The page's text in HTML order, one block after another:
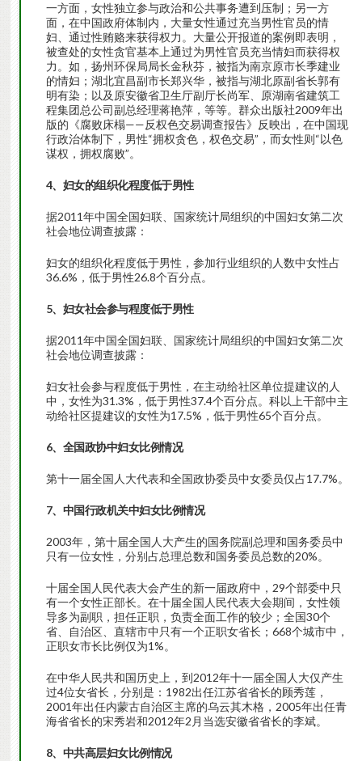
一方面，女性独立参与政治和公共事务遭到压制；另一方
面，在中国政府体制内，大量女性通过充当男性官员的情
妇、通过性贿赂来获得权力。大量公开报道的案例即表明，
被查处的女性贪官基本上通过为男性官员充当情妇而获得权
力。如，扬州环保局局长金秋芬，被指为南京原市长季建业
的情妇；湖北宜昌副市长郑兴华，被指与湖北原副省长郭有
明有染；以及原安徽省卫生厅副厅长尚军、原湖南省建筑工
程集团总公司副总经理蒋艳萍，等等。群众出版社2009年出
版的《腐败床榻——反权色交易调查报告》反映出，在中国现
行政治体制下，男性“拥权贪色，权色交易”，而女性则“以色
谋权，拥权腐败”。
4、妇女的组织化程度低于男性
据2011年中国全国妇联、国家统计局组织的中国妇女第二次
社会地位调查披露：
妇女的组织化程度低于男性，参加行业组织的人数中女性占
36.6%，低于男性26.8个百分点。
5、妇女社会参与程度低于男性
据2011年中国全国妇联、国家统计局组织的中国妇女第二次
社会地位调查披露：
妇女社会参与程度低于男性，在主动给社区单位提建议的人
中，女性为31.3%，低于男性37.4个百分点。科以上干部中主
动给社区提建议的女性为17.5%，低于男性65个百分点。
6、全国政协中妇女比例情况
第十一届全国人大代表和全国政协委员中女委员仅占17.7%。
7、中国行政机关中妇女比例情况
2003年，第十届全国人大产生的国务院副总理和国务委员中
只有一位女性，分别占总理总数和国务委员总数的20%。
十届全国人民代表大会产生的新一届政府中，29个部委中只
有一个女性正部长。在十届全国人民代表大会期间，女性领
导多为副职，担任正职，负责全面工作的较少；全国30个
省、自治区、直辖市中只有一个正职女省长；668个城市中，
正职女市长比例仅为1%。
在中华人民共和国历史上，到2012年十一届全国人大仅产生
过4位女省长，分别是：1982出任江苏省省长的顾秀莲，
2001年出任内蒙古自治区主席的乌云其木格，2005年出任青
海省省长的宋秀岩和2012年2月当选安徽省省长的李斌。
8、中共高层妇女比例情况